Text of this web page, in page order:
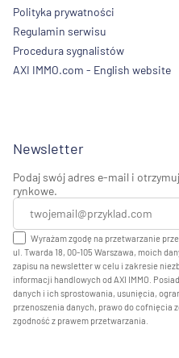
Polityka prywatności
Regulamin serwisu
Procedura sygnalistów
AXI IMMO.com - English website
Newsletter
Podaj swój adres e-mail i
rynkowe.
Wyrażam zgodę na przetwarzanie
ul. Twarda 18, 00-105 Warszawa, moich
zapisu na newsletter w celu i zakresie
informacji handlowych od AXI IMMO.
danych i ich sprostowania, usunięcia,
przenoszenia danych, prawo do cofnięcia
zgodność z prawem przetwarzania.